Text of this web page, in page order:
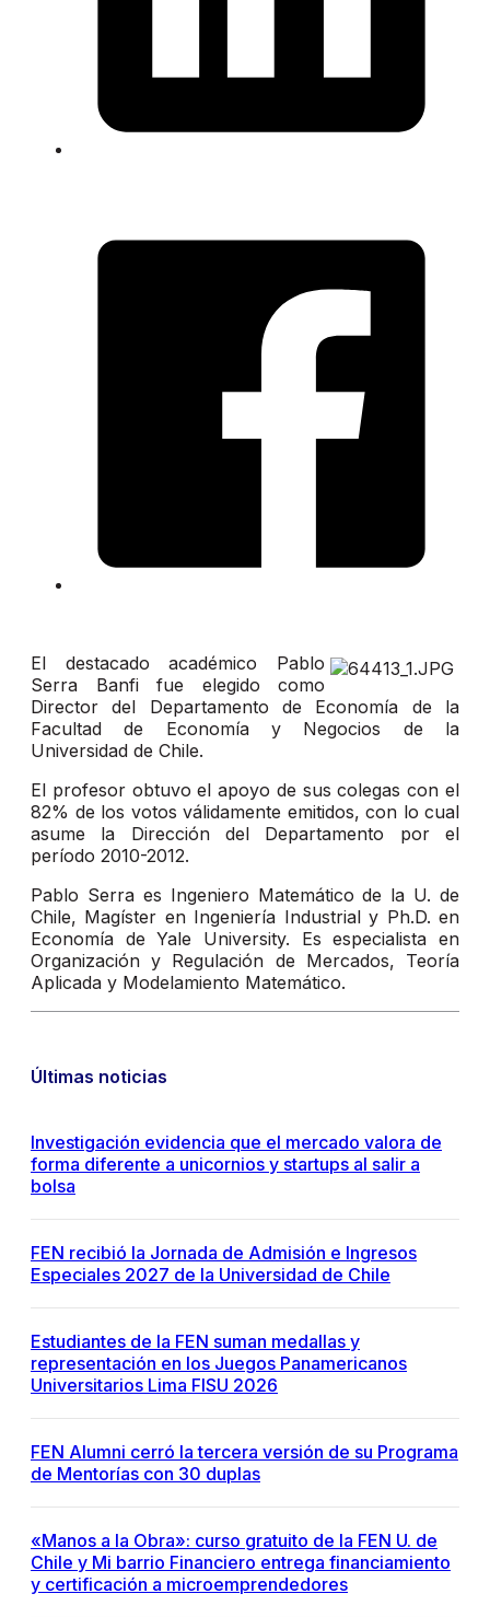
El destacado académico Pablo
Serra Banfi fue elegido como
Director del Departamento de Economía de la
Facultad de Economía y Negocios de la
Universidad de Chile.
El profesor obtuvo el apoyo de sus colegas con el
82% de los votos válidamente emitidos, con lo cual
asume la Dirección del Departamento por el
período 2010-2012.
Pablo Serra es Ingeniero Matemático de la U. de
Chile, Magíster en Ingeniería Industrial y Ph.D. en
Economía de Yale University. Es especialista en
Organización y Regulación de Mercados, Teoría
Aplicada y Modelamiento Matemático.
Últimas noticias
Investigación evidencia que el mercado valora de
forma diferente a unicornios y startups al salir a
bolsa
FEN recibió la Jornada de Admisión e Ingresos
Especiales 2027 de la Universidad de Chile
Estudiantes de la FEN suman medallas y
representación en los Juegos Panamericanos
Universitarios Lima FISU 2026
FEN Alumni cerró la tercera versión de su Programa
de Mentorías con 30 duplas
«Manos a la Obra»: curso gratuito de la FEN U. de
Chile y Mi barrio Financiero entrega financiamiento
y certificación a microemprendedores